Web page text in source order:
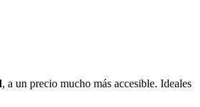
, a un precio mucho más accesible. Ideales